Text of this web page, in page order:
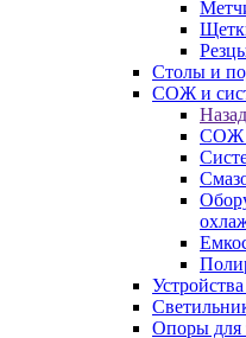
Столы и
СОЖ и
Назад
СОЖ
Опоры для